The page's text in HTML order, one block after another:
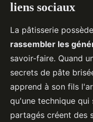
liens sociaux
La pâtisserie
rassembler les
savoir-faire. Quand
secrets de pâte
apprend à son fils
qu'une technique qui
partagés créent des